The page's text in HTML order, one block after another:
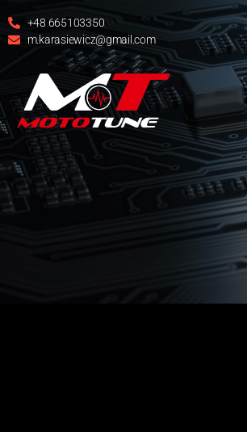
+48 665103350
m.karasiewicz@gmail.com